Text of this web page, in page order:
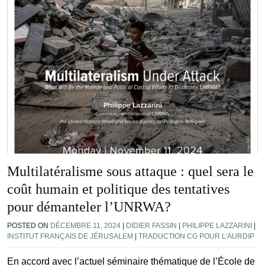
Multilatéralisme sous attaque : quel sera le
coût humain et politique des tentatives
pour démanteler l’UNRWA?
POSTED ON DÉCEMBRE 11, 2024 | DIDIER FASSIN | PHILIPPE LAZZARINI |
INSTITUT FRANÇAIS DE JÉRUSALEM | TRADUCTION CG POUR L’AURDIP
En accord avec l’actuel séminaire thématique de l’École de